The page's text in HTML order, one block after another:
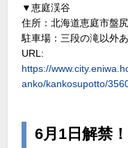
▼恵庭渓谷
住所：北海道恵庭市盤尻
駐車場：三段の滝以外あ
URL:
https://
anko/kankosupotto/
6月1日解禁